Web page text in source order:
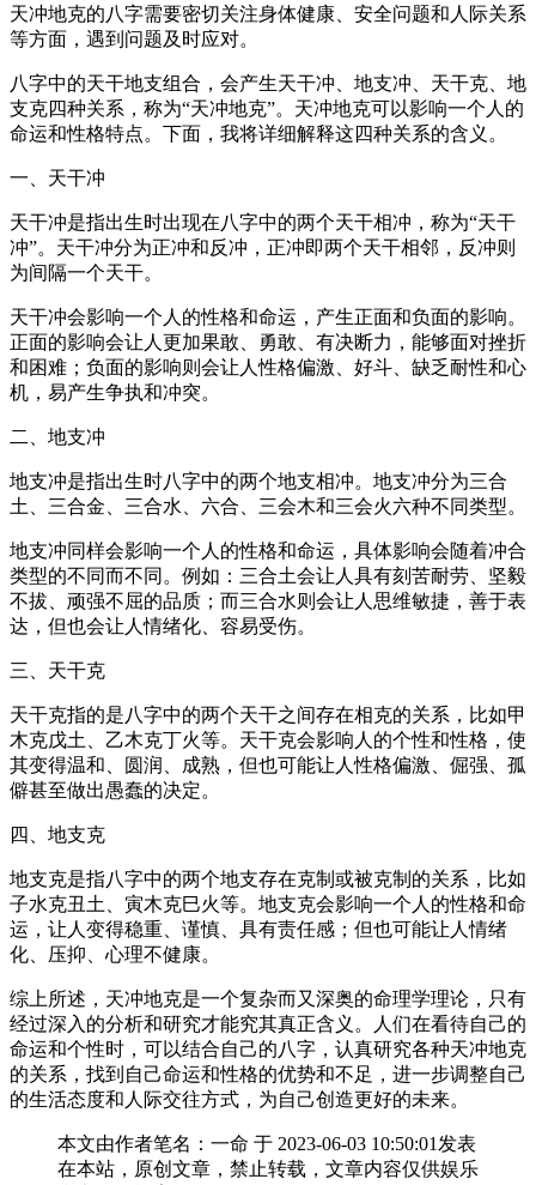
天冲地克的八字需要密切关注身体健康、安全问题和人际关系
等方面，遇到问题及时应对。
八字中的天干地支组合，会产生天干冲、地支冲、天干克、地
支克四种关系，称为“天冲地克”。天冲地克可以影响一个人的
命运和性格特点。下面，我将详细解释这四种关系的含义。
一、天干冲
天干冲是指出生时出现在八字中的两个天干相冲，称为“天干
冲”。天干冲分为正冲和反冲，正冲即两个天干相邻，反冲则
为间隔一个天干。
天干冲会影响一个人的性格和命运，产生正面和负面的影响。
正面的影响会让人更加果敢、勇敢、有决断力，能够面对挫折
和困难；负面的影响则会让人性格偏激、好斗、缺乏耐性和心
机，易产生争执和冲突。
二、地支冲
地支冲是指出生时八字中的两个地支相冲。地支冲分为三合
土、三合金、三合水、六合、三会木和三会火六种不同类型。
地支冲同样会影响一个人的性格和命运，具体影响会随着冲合
类型的不同而不同。例如：三合土会让人具有刻苦耐劳、坚毅
不拔、顽强不屈的品质；而三合水则会让人思维敏捷，善于表
达，但也会让人情绪化、容易受伤。
三、天干克
天干克指的是八字中的两个天干之间存在相克的关系，比如甲
木克戊土、乙木克丁火等。天干克会影响人的个性和性格，使
其变得温和、圆润、成熟，但也可能让人性格偏激、倔强、孤
僻甚至做出愚蠢的决定。
四、地支克
地支克是指八字中的两个地支存在克制或被克制的关系，比如
子水克丑土、寅木克巳火等。地支克会影响一个人的性格和命
运，让人变得稳重、谨慎、具有责任感；但也可能让人情绪
化、压抑、心理不健康。
综上所述，天冲地克是一个复杂而又深奥的命理学理论，只有
经过深入的分析和研究才能究其真正含义。人们在看待自己的
命运和个性时，可以结合自己的八字，认真研究各种天冲地克
的关系，找到自己命运和性格的优势和不足，进一步调整自己
的生活态度和人际交往方式，为自己创造更好的未来。
本文由作者笔名：一命 于 2023-06-03 10:50:01发表
在本站，原创文章，禁止转载，文章内容仅供娱乐